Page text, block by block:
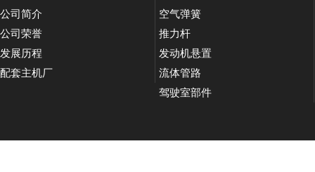
公司简介
公司荣誉
发展历程
配套主机厂
空气弹簧
推力杆
发动机悬置
流体管路
驾驶室部件